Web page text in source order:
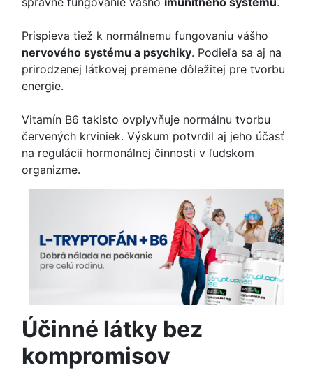
Prispieva tiež k normálnemu fungovaniu vášho
nervového systému a psychiky. Podieľa sa aj na
prirodzenej látkovej premene dôležitej pre tvorbu
energie.
Vitamín B6 takisto ovplyvňuje normálnu tvorbu
červených krviniek. Výskum potvrdil aj jeho účasť
na regulácii hormonálnej činnosti v ľudskom
organizme.
Účinné látky bez
kompromisov